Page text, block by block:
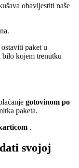
obavijestiti naše
paket u
bilo kojem trenutku
gotovinom po
paketa.
.
svojoj